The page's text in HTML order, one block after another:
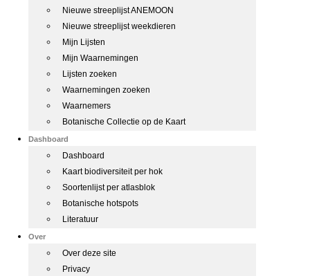
Nieuwe streeplijst ANEMOON
Nieuwe streeplijst weekdieren
Mijn Lijsten
Mijn Waarnemingen
Lijsten zoeken
Waarnemingen zoeken
Waarnemers
Botanische Collectie op de Kaart
Dashboard
Dashboard
Kaart biodiversiteit per hok
Soortenlijst per atlasblok
Botanische hotspots
Literatuur
Over
Over deze site
Privacy